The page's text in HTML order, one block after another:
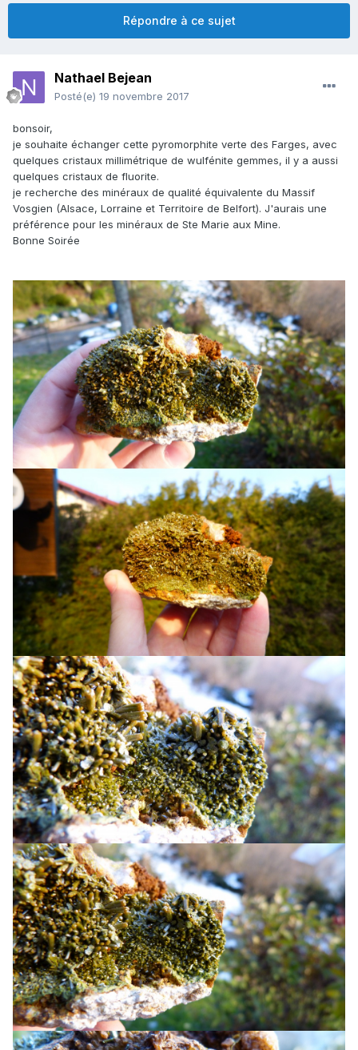
Répondre à ce sujet
Nathael Bejean
Posté(e) 19 novembre 2017
bonsoir,
je souhaite échanger cette pyromorphite verte des Farges, avec
quelques cristaux millimétrique de wulfénite gemmes, il y a aussi
quelques cristaux de fluorite.
je recherche des minéraux de qualité équivalente du Massif
Vosgien (Alsace, Lorraine et Territoire de Belfort). J'aurais une
préférence pour les minéraux de Ste Marie aux Mine.
Bonne Soirée